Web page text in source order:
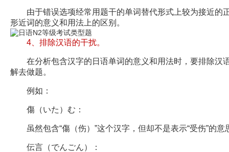
由于错误选项经常用题干的单词替代形式上较为接近的
形近词的意义和用法上的区别。
4、排除汉语的干扰。
在分析包含汉字的日语单词的意义和用法时，要排除汉
解去做题。
例如：
傷（いた）む：
虽然包含“傷（伤）”这个汉字，但却不是表示“受伤”的意
伝言（でんごん）：